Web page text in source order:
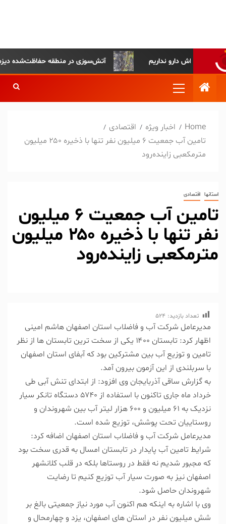
آتش‌سوزی در منطقه حفاظت‌شده دیزمار
Home اخبار ویژه
اقتصادی
تامین آب جمعیت ۶ میلیون نفر تنها با ذخیره ۲۵۰ میلیون
مترمکعبی زاینده‌رود
استانها اقتصادی
تامین آب جمعیت ۶ میلیون
نفر تنها با ذخیره ۲۵۰ میلیون
مترمکعبی زاینده‌رود
تعداد بازدید: 524
مدیرعامل شرکت آب و فاضلاب استان اصفهان هاشم امینی
اظهار کرد: تابستان ۱۴۰۰ یکی از سخت­ ترین تابستان ها از نظر
تامین و توزیع آب بین مشترکین بود که آبفای استان اصفهان
با سربلندی از این آزمون بیرون آمد.
به گزارش ساقی آذربایجان وی افزود: از ابتدای تنش آبی طی
خرداد ماه جاری تاکنون با استفاده از ۵۷۴۰ دستگاه تانکر سیار
نزدیک به ۶۱ میلیون و ۶۰۰ هزار لیتر آب بین شهروندان و
روستاییان تحت پوشش، توزیع شده است.
مدیرعامل شرکت آب و فاضلاب استان اصفهان اضافه کرد:
شرایط تامین آب پایدار در تابستان امسال به قدری سخت بود
که مجبور شدیم نه فقط در روستاها بلکه در قلب کلانشهر
اصفهان نیز به صورت سیار آب توزیع کنیم تا رضایت
شهروندان حاصل شود.
وی با اشاره به اینکه هم اکنون آب مورد نیاز جمعیتی بالغ بر
شش میلیون نفر در استان های اصفهان، یزد و چهارمحال و